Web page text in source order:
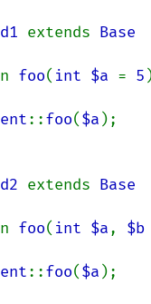
extends
foo( int $a = 5
::foo($a );
extends
foo( int $a, $b
::foo($a );